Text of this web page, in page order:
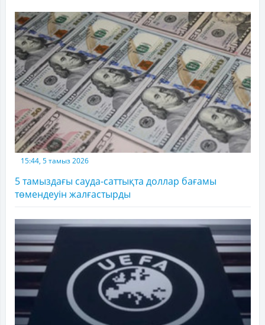
15:44, 5 тамыз 2026
5 тамыздағы сауда-саттықта доллар бағамы
төмендеуін жалғастырды